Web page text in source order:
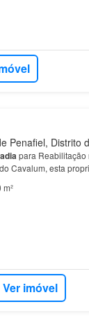
Penafiel, Distrito
para Reabilitação
Cavalum, esta
m²
Ver imóvel